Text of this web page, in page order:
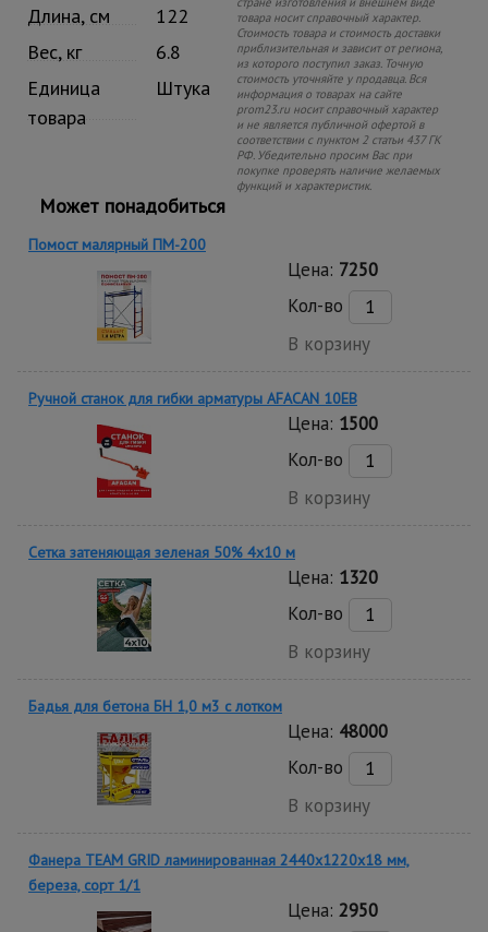
Длина, см
122
Вес, кг
6.8
Единица
товара
Штука
товара носит справочный характер.
Стоимость товара и стоимость доставки
приблизительная и зависит от региона,
из которого поступил заказ. Точную
стоимость уточняйте у продавца. Вся
информация о товарах на сайте
prom23.ru носит справочный характер
и не является публичной офертой в
соответствии с пунктом 2 статьи 437 ГК
РФ. Убедительно просим Вас при
покупке проверять наличие желаемых
функций и характеристик.
Может понадобиться
Помост малярный ПМ-200
Цена: 7250
Кол-во
В корзину
Ручной станок для гибки арматуры AFACAN 10EB
Цена: 1500
Кол-во
В корзину
Сетка затеняющая зеленая 50% 4х10 м
Цена: 1320
Кол-во
В корзину
Бадья для бетона БН 1,0 м3 c лотком
Цена: 48000
Кол-во
В корзину
Фанера TEAM GRID ламинированная 2440х1220х18 мм,
береза, сорт 1/1
Цена: 2950